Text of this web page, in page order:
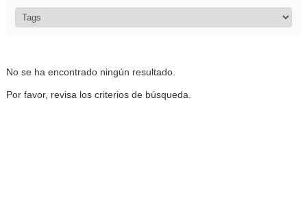
No se ha encontrado ningún resultado.
Por favor, revisa los criterios de búsqueda.